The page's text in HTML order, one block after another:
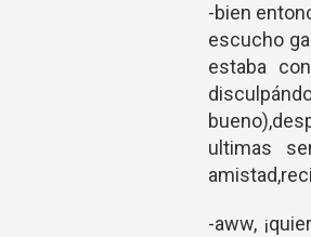
-bien
escucho
estaba
ultimas
-aww,